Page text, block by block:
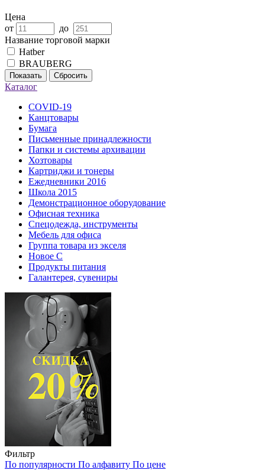
Цена
от
до
Название торговой марки
Hatber
BRAUBERG
Показать Сбросить
Каталог
COVID-19
Канцтовары
Бумага
Письменные принадлежности
Папки и системы архивации
Хозтовары
Картриджи и тонеры
Ежедневники 2016
Школа 2015
Демонстрационное оборудование
Офисная техника
Спецодежда, инструменты
Мебель для офиса
Группа товара из экселя
Новое С
Продукты питания
Галантерея, сувениры
Фильтр
По популярности По алфавиту По цене